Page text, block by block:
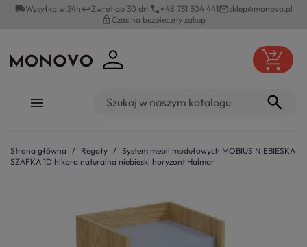
local_shippingWysyłka w 24hkeyboard_returnZwrot do 30 dni phone +48 731 304 441mail_outlinesklep@monovo.pl
lock_outlineCzas na bezpieczny zakup
Strona główna Regały
System mebli modułowych MOBIUS NIEBIESKA
SZAFKA 1D hikora naturalna niebieski horyzont Halmar